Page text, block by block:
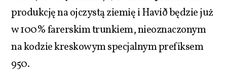
produkcję na ojczystą ziemię i Havið będzie już
w 100% farerskim trunkiem, nieoznaczonym
na kodzie kreskowym specjalnym prefiksem
950.